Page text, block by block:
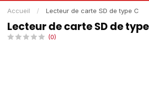
Accueil / Lecteur de carte SD de type C
Lecteur de carte SD de
(0)